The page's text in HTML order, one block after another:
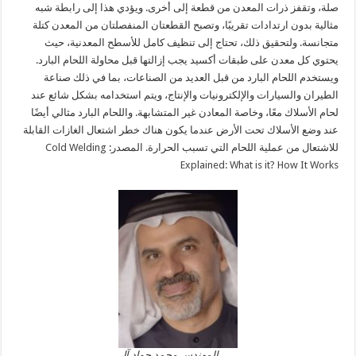
صلة، وتقفز ذرات المعدن من قطعة إلى أخرى. ويؤدي هذا إلى رابطة شبه
مثالية بدون ارتدادات تقريبًا، وتصبح القطعتان المنفصلتان من المعدن كتلة
متجانسة. ولتحقيق ذلك، تحتاج إلى تنظيف كامل للأسطح المعدنية، حيث
يحتوي كل معدن على طبقات أكسيد يجب إزالتها قبل محاولة اللحام البارد.
ويستخدم اللحام البارد من قبل العديد من الصناعات، بما في ذلك صناعة
الطيران والسيارات والإلكترونيات والإنتاج، ويتم استخدامه بشكل شائع عند
لحام الأسلاك معًا، وخاصة المعادن غير المتشابهة. واللحام البارد مثالي أيضًا
عند وضع الأسلاك تحت الأرض عندما يكون هناك خطر اشتعال الغازات القابلة
للاشتعال من عملية اللحام التي تسبب الحرارة. المصدر: Cold Welding
Explained: What is it? How It Works